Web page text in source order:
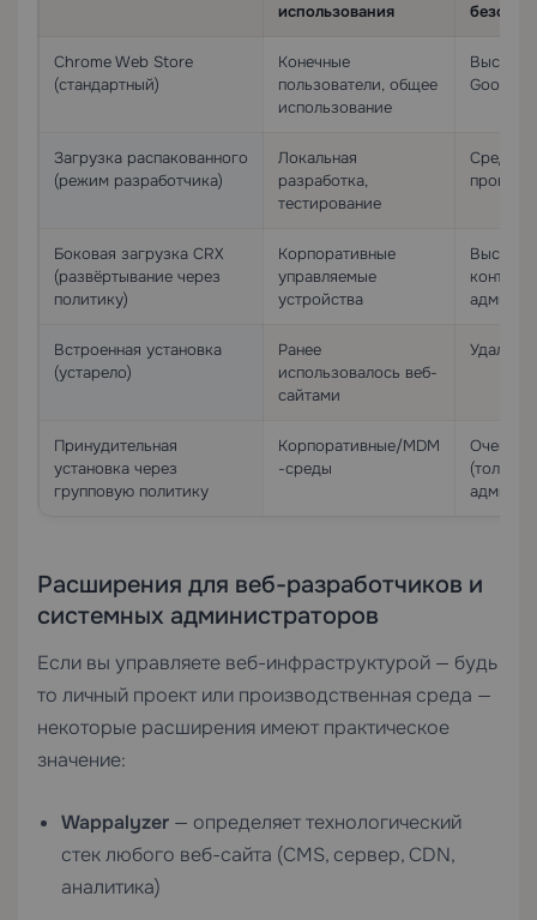
использования
Chrome Web Store
(стандартный)
Конечные
пользователи, общее
использование
Google)
Загрузка распакованного
(режим разработчика)
Локальная
разработка,
тестирование
Боковая загрузка CRX
(развёртывание через
политику)
Корпоративные
управляемые
устройства
Встроенная установка
(устарело)
Ранее
использовалось веб-
сайтами
Удалено
Принудительная
установка через
групповую политику
Корпоративные/MDM
-среды
Очень
(только
Расширения для веб-разработчиков и
системных администраторов
Если вы управляете веб-инфраструктурой — будь
то личный проект или производственная среда —
некоторые расширения имеют практическое
значение:
Wappalyzer — определяет технологический
стек любого веб-сайта (CMS, сервер, CDN,
аналитика)